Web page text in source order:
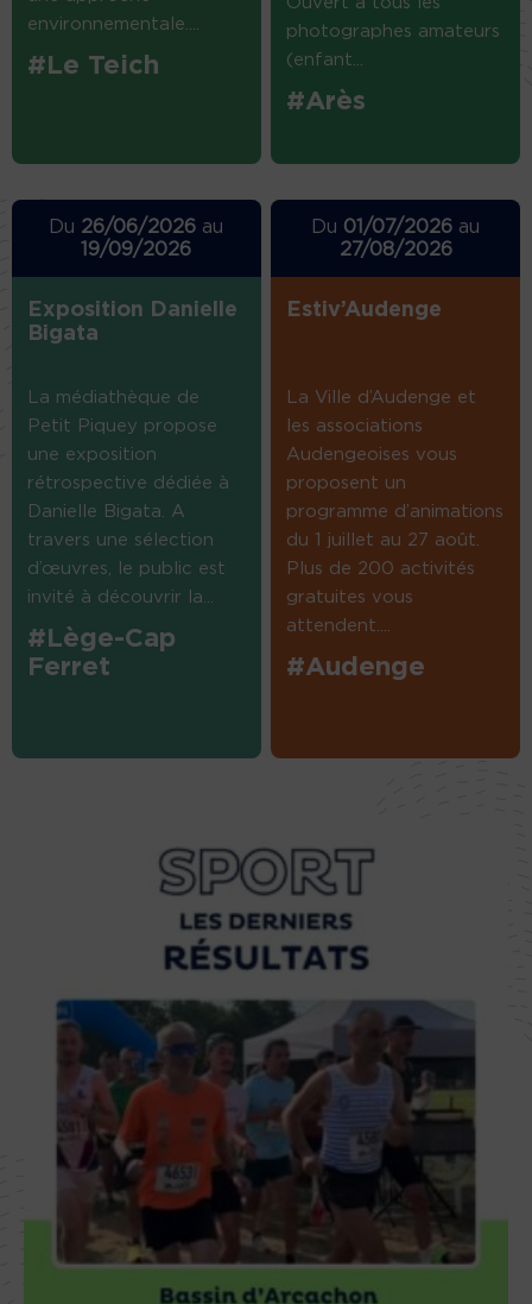
environnementale....
#Le Teich
photographes amateurs
(enfant...
#Arès
Du 26/06/2026 au
19/09/2026
Exposition Danielle
Bigata
La médiathèque de
Petit Piquey propose
une exposition
rétrospective dédiée à
Danielle Bigata. A
travers une sélection
d’œuvres, le public est
invité à découvrir la...
#Lège-Cap
Ferret
Du 01/07/2026 au
27/08/2026
Estiv’Audenge
La Ville d’Audenge et
les associations
Audengeoises vous
proposent un
programme d’animations
du 1 juillet au 27 août.
Plus de 200 activités
gratuites vous
attendent....
#Audenge